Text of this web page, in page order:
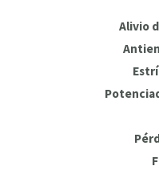
Alivio